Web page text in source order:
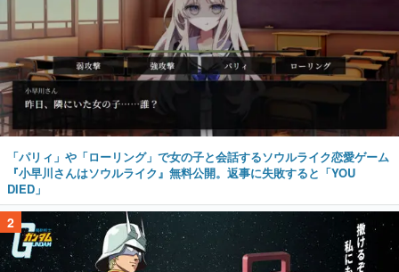
「パリィ」や「ローリング」で女の子と会話するソウルライク恋愛ゲーム
『小早川さんはソウルライク』無料公開。返事に失敗すると「YOU
DIED」
2